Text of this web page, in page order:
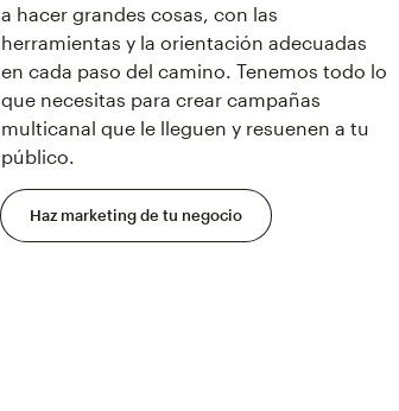
a hacer grandes cosas, con las
herramientas y la orientación adecuadas
en cada paso del camino. Tenemos todo lo
que necesitas para crear campañas
multicanal que le lleguen y resuenen a tu
público.
Haz marketing de tu negocio